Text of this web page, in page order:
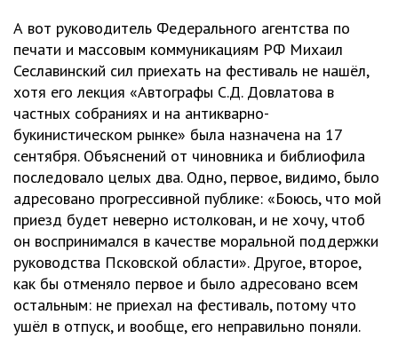
А вот руководитель Федерального агентства по
печати и массовым коммуникациям РФ Михаил
Сеславинский сил приехать на фестиваль не нашёл,
хотя его лекция «Автографы С.Д. Довлатова в
частных собраниях и на антикварно-
букинистическом рынке» была назначена на 17
сентября. Объяснений от чиновника и библиофила
последовало целых два. Одно, первое, видимо, было
адресовано прогрессивной публике: «Боюсь, что мой
приезд будет неверно истолкован, и не хочу, чтоб
он воспринимался в качестве моральной поддержки
руководства Псковской области». Другое, второе,
как бы отменяло первое и было адресовано всем
остальным: не приехал на фестиваль, потому что
ушёл в отпуск, и вообще, его неправильно поняли.